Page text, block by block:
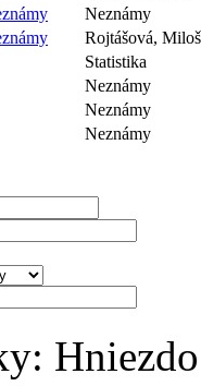
Neznámy
Rojtášová,
Statistika
Neznámy
Neznámy
Neznámy